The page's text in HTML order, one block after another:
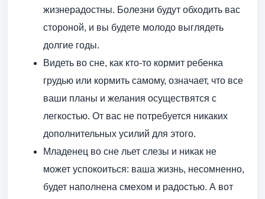
жизнерадостны. Болезни будут обходить вас
стороной, и вы будете молодо выглядеть
долгие годы.
Видеть во сне, как кто-то кормит ребенка
грудью или кормить самому, означает, что все
ваши планы и желания осуществятся с
легкостью. От вас не потребуется никаких
дополнительных усилий для этого.
Младенец во сне льет слезы и никак не
может успокоиться: ваша жизнь, несомненно,
будет наполнена смехом и радостью. А вот